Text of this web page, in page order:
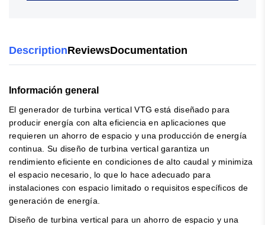
DescriptionReviewsDocumentation
Información general
El generador de turbina vertical VTG está diseñado para
producir energía con alta eficiencia en aplicaciones que
requieren un ahorro de espacio y una producción de energía
continua. Su diseño de turbina vertical garantiza un
rendimiento eficiente en condiciones de alto caudal y minimiza
el espacio necesario, lo que lo hace adecuado para
instalaciones con espacio limitado o requisitos específicos de
generación de energía.
Diseño de turbina vertical para un ahorro de espacio y una